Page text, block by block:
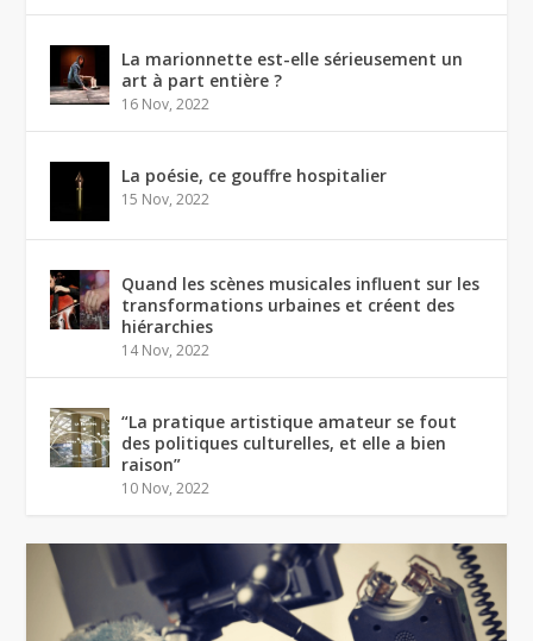
La marionnette est-elle sérieusement un
art à part entière ?
16 Nov, 2022
La poésie, ce gouffre hospitalier
15 Nov, 2022
Quand les scènes musicales influent sur les
transformations urbaines et créent des
hiérarchies
14 Nov, 2022
“La pratique artistique amateur se fout
des politiques culturelles, et elle a bien
raison”
10 Nov, 2022